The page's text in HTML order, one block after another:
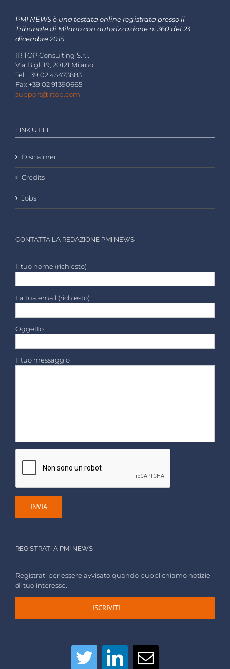
PMI NEWS è una testata online registrata presso il
Tribunale di Milano con autorizzazione n. 360 del 23
dicembre 2015
IR TOP Consulting S.r.l.
Via Bigli 19, 20121 Milano
Tel. +39 02 45473883
Fax +39 02 91390665 -
support@irtop.com
LINK UTILI
Disclaimer
Credits
Jobs
CONTATTA LA REDAZIONE PMI NEWS
Il tuo nome (richiesto)
La tua email (richiesto)
Oggetto
Il tuo messaggio
REGISTRATI A PMI NEWS
Registrati per essere avvisato quando pubblichiamo notizie
di tuo interesse.
ISCRIVITI